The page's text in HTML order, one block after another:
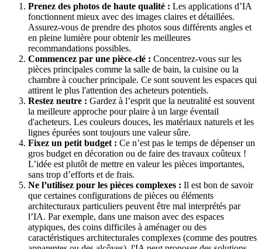
Prenez des photos de haute qualité : Les applications d’IA
fonctionnent mieux avec des images claires et détaillées.
Assurez-vous de prendre des photos sous différents angles et
en pleine lumière pour obtenir les meilleures
recommandations possibles.
Commencez par une pièce-clé : Concentrez-vous sur les
pièces principales comme la salle de bain, la cuisine ou la
chambre à coucher principale. Ce sont souvent les espaces qui
attirent le plus l'attention des acheteurs potentiels.
Restez neutre : Gardez à l’esprit que la neutralité est souvent
la meilleure approche pour plaire à un large éventail
d'acheteurs. Les couleurs douces, les matériaux naturels et les
lignes épurées sont toujours une valeur sûre.
Fixez un petit budget : Ce n’est pas le temps de dépenser un
gros budget en décoration ou de faire des travaux coûteux !
L’idée est plutôt de mettre en valeur les pièces importantes,
sans trop d’efforts et de frais.
Ne l’utilisez pour les pièces complexes : Il est bon de savoir
que certaines configurations de pièces ou éléments
architecturaux particuliers peuvent être mal interprétés par
l’IA. Par exemple, dans une maison avec des espaces
atypiques, des coins difficiles à aménager ou des
caractéristiques architecturales complexes (comme des poutres